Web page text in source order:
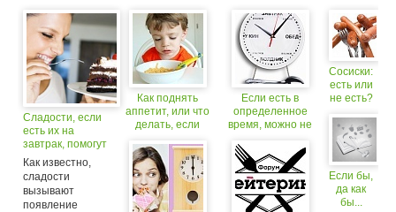
Сладости, если
есть их на
завтрак, помогут
похудеть
Как известно,
сладости
вызывают
появление
Как поднять
аппетит, или что
делать, если
есть
Если есть в
определенное
время, можно не
фигуру, но и
поддержать
сердце
Сосиски:
есть или
не есть?
Если бы,
да как
бы...